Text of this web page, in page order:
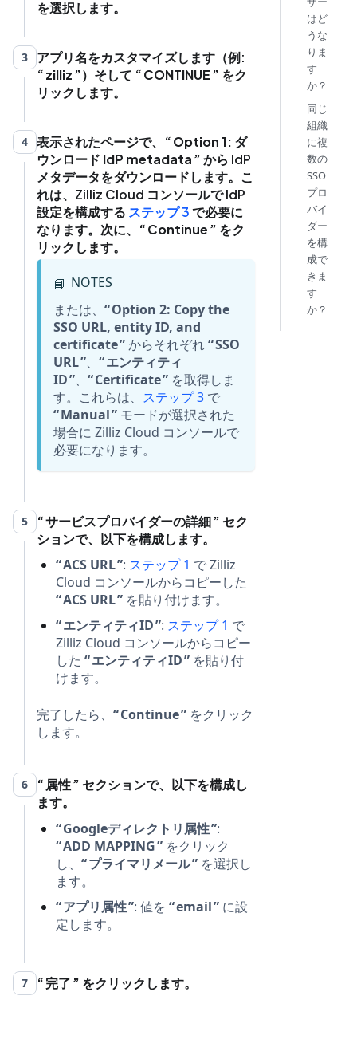
を選択します。
3
アプリ名をカスタマイズします（例:
zilliz
）そして CONTINUE
をク
リックします。
4 表示されたページで、
Option 1: ダ
ウンロード IdP metadata
から IdP
メタデータをダウンロードします。こ
れは、Zilliz Cloud コンソールで IdP
設定を構成する ステップ 3で必要に
なります。次に、
Continue
をク
リックします。
📘 NOTES
または、
Option 2: Copy the
SSO URL, entity ID, and
certificate からそれぞれ SSO
URL 、
エンティティ
ID 、 Certificate
を取得しま
す。これらは、 ステップ 3 で
Manual
モードが選択された
場合に Zilliz Cloud コンソールで
必要になります。
5 サービスプロバイダーの詳細
セク
ションで、以下を構成します。
ACS URL : ステップ 1 で Zilliz
Cloud コンソールからコピーした
ACS URL
を貼り付けます。
エンティティID : ステップ 1 で
Zilliz Cloud コンソールからコピー
した
エンティティID
を貼り付
けます。
完了したら、 Continue
をクリック
します。
6 属性
セクションで、以下を構成し
ます。
Googleディレクトリ属性 :
ADD MAPPING
をクリック
し、
プライマリメール
を選択し
ます。
アプリ属性 : 値を email
に設
定します。
7 完了 をクリックします。
はど
うな
りま
す
か？
同じ
組織
に複
数の
SSO
プロ
バイ
ダー
を構
成で
きま
す
か？